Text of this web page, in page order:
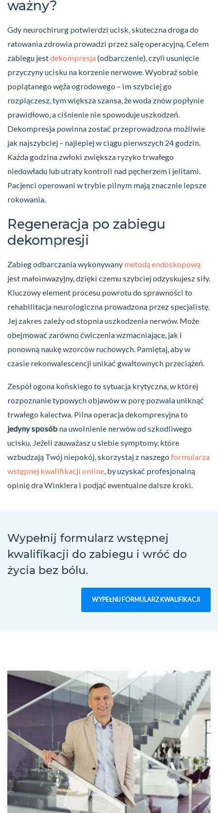
ważny?
Gdy neurochirurg potwierdzi ucisk, skuteczna droga do
ratowania zdrowia prowadzi przez salę operacyjną. Celem
zabiegu jestdekompresja(odbarczenie), czyli usunięcie
przyczyny ucisku na korzenie nerwowe. Wyobraź sobie
poplątanego węża ogrodowego – im szybciej go
rozplączesz, tym większa szansa, że woda znów popłynie
prawidłowo, a ciśnienie nie spowoduje uszkodzeń.
Dekompresja powinna zostać przeprowadzona możliwie
jak najszybciej – najlepiej w ciągu pierwszych 24 godzin.
Każda godzina zwłoki zwiększa ryzyko trwałego
niedowładu lub utraty kontroli nad pęcherzem i jelitami.
Pacjenci operowani w trybie pilnym mają znacznie lepsze
rokowania.
Regeneracja po zabiegu
dekompresji
Zabieg odbarczania wykonywany metodą endoskopową
jest małoinwazyjny, dzięki czemu szybciej odzyskujesz siły.
Kluczowy element procesu powrotu do sprawności to
rehabilitacja neurologiczna prowadzona przez specjalistę.
Jej zakres zależy od stopnia uszkodzenia nerwów. Może
obejmować zarówno ćwiczenia wzmacniające, jak i
ponowną naukę wzorców ruchowych. Pamiętaj, aby w
czasie rekonwalescencji unikać gwałtownych przeciążeń.
Zespół ogona końskiego to sytuacja krytyczna, w której
rozpoznanie typowych objawów w porę pozwala uniknąć
trwałego kalectwa. Pilna operacja dekompresyjna to
jedyny sposób na uwolnienie nerwów od szkodliwego
ucisku. Jeżeli zauważasz u siebie symptomy, które
wzbudzają Twój niepokój, skorzystaj z naszego formularza
wstępnej kwalifikacji online , by uzyskać profesjonalną
opinię dra Winklera i podjąć ewentualne dalsze kroki.
Wypełnij formularz wstępnej
kwalifikacji do zabiegu i wróć do
życia bez bólu.
WYPEŁNIJ FORMULARZ KWALIFIKACJI